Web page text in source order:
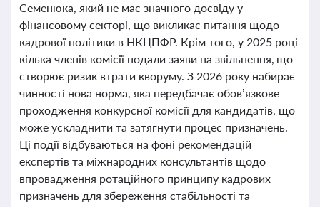
Семенюка, який не має значного досвіду у
фінансовому секторі, що викликає питання щодо
кадрової політики в НКЦПФР. Крім того, у 2025 році
кілька членів комісії подали заяви на звільнення, що
створює ризик втрати кворуму. З 2026 року набирає
чинності нова норма, яка передбачає обов’язкове
проходження конкурсної комісії для кандидатів, що
може ускладнити та затягнути процес призначень.
Ці події відбуваються на фоні рекомендацій
експертів та міжнародних консультантів щодо
впровадження ротаційного принципу кадрових
призначень для збереження стабільності та